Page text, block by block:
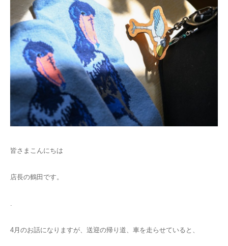
皆さまこんにちは
店長の鶴田です。
4月のお話になりますが、送迎の帰り道、車を走らせていると、
料金表
店舗概要
ブログ
スタッフ紹介